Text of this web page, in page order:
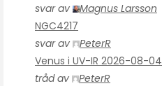
svar av
Magnus Larsson
NGC4217
svar av
PeterR
Venus i UV-IR 2026-08-04
tråd av
PeterR